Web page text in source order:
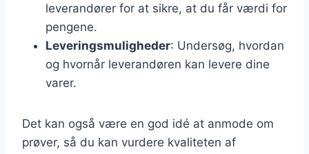
leverandører for at sikre, at du får værdi for
pengene.
Leveringsmuligheder: Undersøg, hvordan
og hvornår leverandøren kan levere dine
varer.
Det kan også være en god idé at anmode om
prøver, så du kan vurdere kvaliteten af